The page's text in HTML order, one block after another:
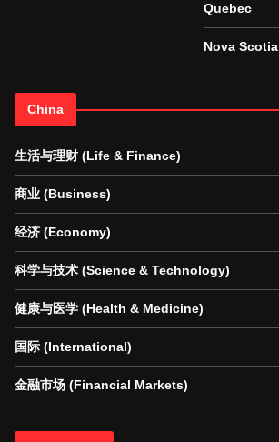
Quebec
Nova Scotia
China
生活与理财 (Life & Finance)
商业 (Business)
经济 (Economy)
科学与技术 (Science & Technology)
健康与医学 (Health & Medicine)
国际 (International)
金融市场 (Financial Markets)